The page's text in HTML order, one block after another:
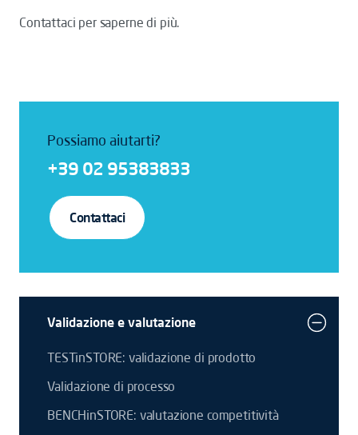
Contattaci per saperne di più.
Possiamo aiutarti?
+39 02 95383833
Contattaci
Validazione e valutazione
TESTinSTORE: validazione di prodotto
Validazione di processo
BENCHinSTORE: valutazione competitività